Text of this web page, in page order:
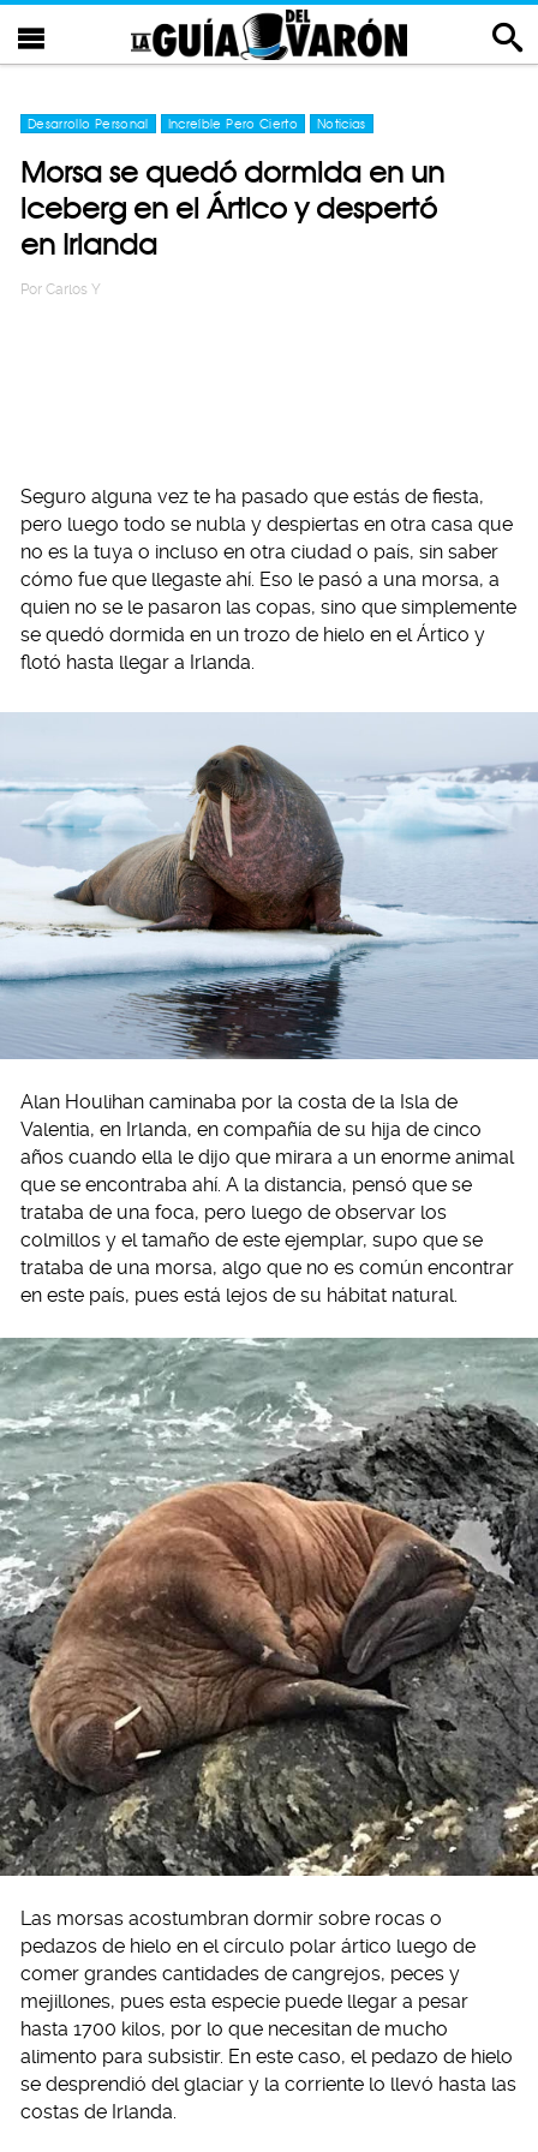
Desarrollo Personal Increíble Pero Cierto Noticias
Morsa se quedó dormida en un
iceberg en el Ártico y despertó
en Irlanda
Por Carlos Y
Seguro alguna vez te ha pasado que estás de fiesta,
pero luego todo se nubla y despiertas en otra casa que
no es la tuya o incluso en otra ciudad o país, sin saber
cómo fue que llegaste ahí. Eso le pasó a una morsa, a
quien no se le pasaron las copas, sino que simplemente
se quedó dormida en un trozo de hielo en el Ártico y
flotó hasta llegar a Irlanda.
Alan Houlihan caminaba por la costa de la Isla de
Valentia, en Irlanda, en compañía de su hija de cinco
años cuando ella le dijo que mirara a un enorme animal
que se encontraba ahí. A la distancia, pensó que se
trataba de una foca, pero luego de observar los
colmillos y el tamaño de este ejemplar, supo que se
trataba de una morsa, algo que no es común encontrar
en este país, pues está lejos de su hábitat natural.
Las morsas acostumbran dormir sobre rocas o
pedazos de hielo en el círculo polar ártico luego de
comer grandes cantidades de cangrejos, peces y
mejillones, pues esta especie puede llegar a pesar
hasta 1700 kilos, por lo que necesitan de mucho
alimento para subsistir. En este caso, el pedazo de hielo
se desprendió del glaciar y la corriente lo llevó hasta las
costas de Irlanda.